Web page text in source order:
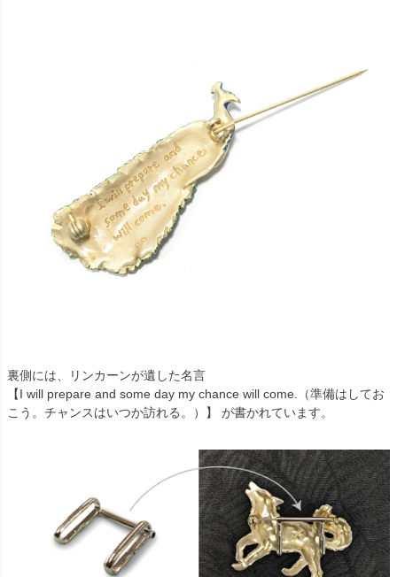
裏側には、リンカーンが遺した名言
【I will prepare and some day my chance will come.（準備はしてお
こう。チャンスはいつか訪れる。）】 が書かれています。